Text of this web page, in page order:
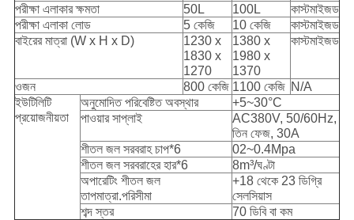
পরীক্ষা এলাকার ক্ষমতা
50L 100L
কাস্টমাইজড
পরীক্ষা এলাকা লোড
5 কেজি 10 কেজি
কাস্টমাইজড
বাইরের মাত্রা (W x H x D)
1230 x
1830 x
1270
1380 x
1980 x
1370
কাস্টমাইজড
ওজন 800 কেজি 1100 কেজি N/A
ইউটিলিটি
প্রয়োজনীয়তা
অনুমোদিত পরিবেষ্টিত অবস্থার
+5~30°C
পাওয়ার সাপ্লাই
AC380V, 50/60Hz,
তিন ফেজ, 30A
শীতল জল সরবরাহ চাপ*6
02~0.4Mpa
শীতল জল সরবরাহের হার*6
8m³/ঘণ্টা
অপারেটিং শীতল জল
তাপমাত্রা.পরিসীমা
+18 থেকে 23 ডিগ্রি
সেলসিয়াস
শব্দ স্তর
70 ডিবি বা কম